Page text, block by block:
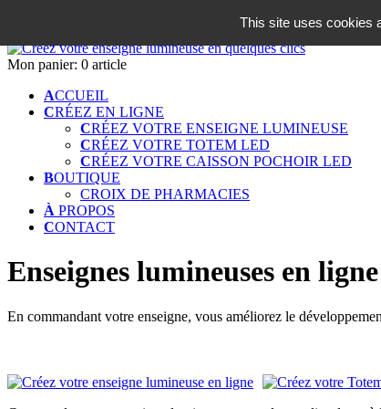
Mon panier: 0 article
ACCUEIL
CRÉEZ EN LIGNE
CRÉEZ VOTRE ENSEIGNE LUMINEUSE
CRÉEZ VOTRE TOTEM LED
CRÉEZ VOTRE CAISSON POCHOIR LED
BOUTIQUE
CROIX DE PHARMACIES
À PROPOS
CONTACT
Enseignes lumineuses en
En commandant votre enseigne, vous améliorez le
This site uses cookies